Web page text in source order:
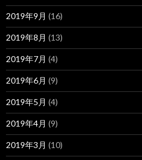
2019年9月 (16)
2019年8月 (13)
2019年7月 (4)
2019年6月 (9)
2019年5月 (4)
2019年4月 (9)
2019年3月 (10)